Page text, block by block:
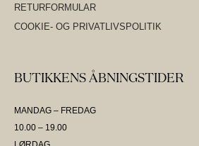
RETURFORMULAR
COOKIE- OG PRIVATLIVSPOLITIK
BUTIKKENS ÅBNINGSTIDER
MANDAG – FREDAG
10.00 – 19.00